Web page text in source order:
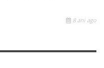
8 ani ago